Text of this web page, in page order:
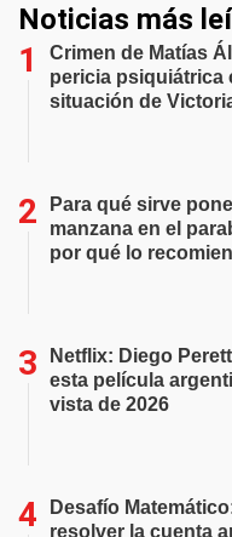
Noticias más
Crimen de Matías
pericia psiquiátrica
situación de
Para qué sirve
manzana en el
por qué lo
Netflix: Diego
esta película
vista de 2026
Desafío
resolver la cuenta